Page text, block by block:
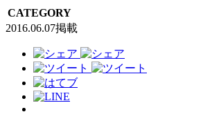
CATEGORY
2016.06.07掲載